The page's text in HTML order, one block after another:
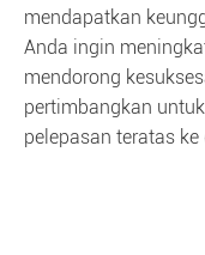
mendapatkan
Anda ingin
mendorong
pertimbangkan
pelepasan teratas